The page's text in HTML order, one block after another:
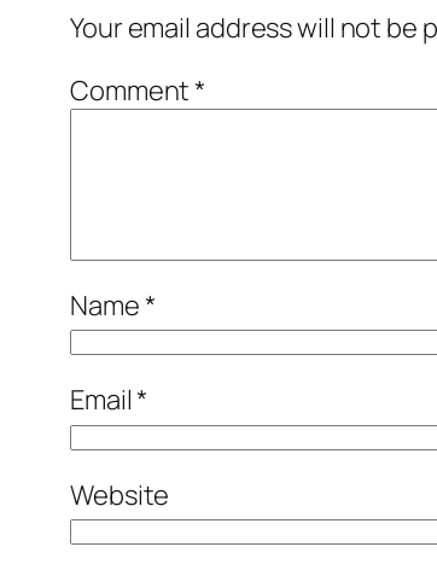
Your email address will not be
Comment*
Name*
Email*
Website